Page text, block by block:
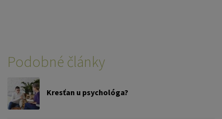
Podobné články
Kresťan u psychológa?